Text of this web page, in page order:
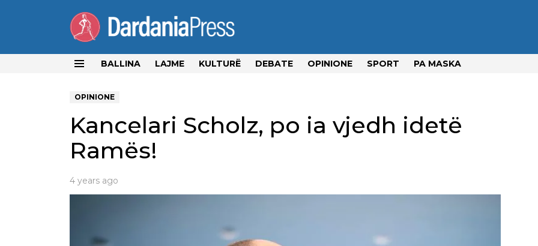
BALLINA LAJME KULTURË DEBATE OPINIONE SPORT PA MASKA
OPINIONE
Kancelari Scholz, po ia vjedh idetë
Ramës!
4 years ago